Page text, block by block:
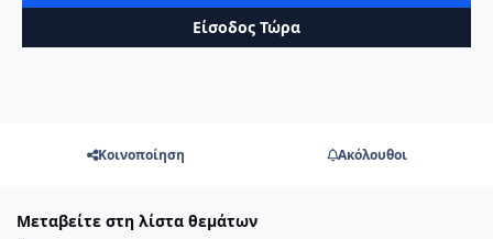
Είσοδος Τώρα
Κοινοποίηση Ακόλουθοι
Μεταβείτε στη λίστα θεμάτων